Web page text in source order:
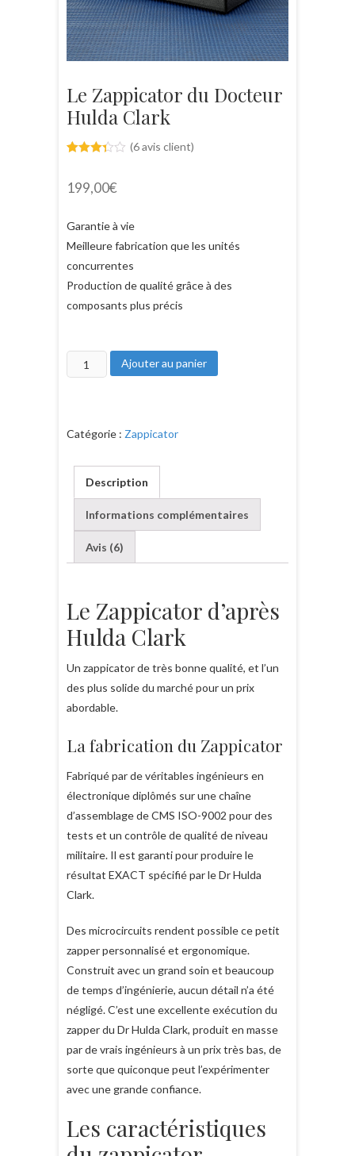
Le Zappicator du Docteur
Hulda Clark
sur 5
basé
s client
(6avis client)
199,00€
Garantie à vie
Meilleure fabrication que les unités
concurrentes
Production de qualité grâce à des
composants plus précis
quantité
de
du
Hulda
Clark
Ajouter au panier
Catégorie : Zappicator
Description
Informations complémentaires
Avis (6)
Le Zappicator d’après
Hulda Clark
Un zappicator de très bonne qualité, et l’un
des plus solide du marché pour un prix
abordable.
La fabrication du Zappicator
Fabriqué par de véritables ingénieurs en
électronique diplômés sur une chaîne
d’assemblage de CMS ISO-9002 pour des
tests et un contrôle de qualité de niveau
militaire. Il est garanti pour produire le
résultat EXACT spécifié par le Dr Hulda
Clark.
Des microcircuits rendent possible ce petit
zapper personnalisé et ergonomique.
Construit avec un grand soin et beaucoup
de temps d’ingénierie, aucun détail n’a été
négligé. C’est une excellente exécution du
zapper du Dr Hulda Clark, produit en masse
par de vrais ingénieurs à un prix très bas, de
sorte que quiconque peut l’expérimenter
avec une grande confiance.
Les caractéristiques